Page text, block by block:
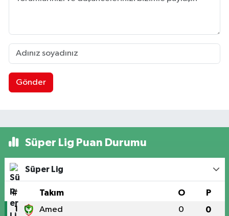
Gönder
Süper Lig Puan Durumu
Süper Lig
# Takım O P
1 Amed 0 0